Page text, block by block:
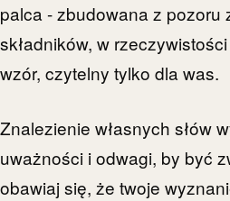
palca - zbudowana z pozoru
składników, w
wzór, czytelny tylko dla was.
Znalezienie własnych słów
uważności i odwagi, by być
obawiaj się, że twoje